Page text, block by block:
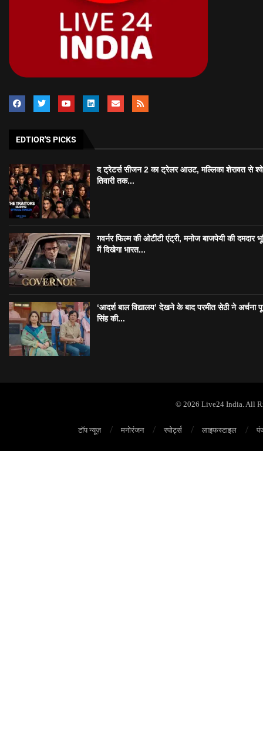
EDTIOR'S PICKS
द ट्रेटर्स सीजन 2 का ट्रेलर आउट, मल्लिका शेरावत से
तिवारी तक...
गवर्नर फिल्म की ओटीटी एंट्री, मनोज बाजपेयी की दमदार
में दिखेगा भारत...
‘आदर्श बाल विद्यालय’ देखने के बाद परमीत सेठी ने अर्चना
सिंह की...
© 2026 Live24 India. All
टॉप न्यूज़ मनोरंजन स्पोर्ट्स लाइफस्टाइल